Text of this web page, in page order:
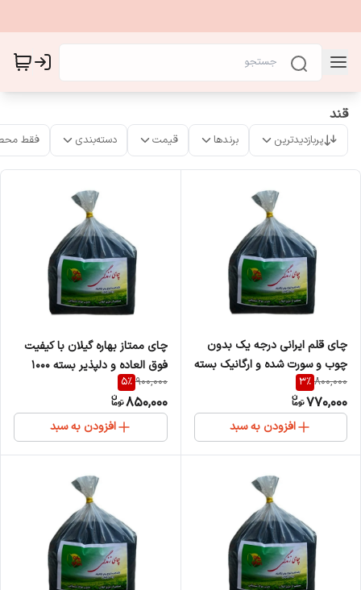
قند
پربازدیدترین برندها قیمت دسته‌بندی فقط
چای قلم ایرانی درجه یک بدون
چوب و سورت شده و ارگانیک بسته
۱۰۰۰ گرمی
800,000
3%
770,000
افزودن به سبد
چای ممتاز بهاره گیلان با کیفیت
فوق العاده و دلپذیر بسته 1000
گرمی
900,000
5%
850,000
افزودن به سبد